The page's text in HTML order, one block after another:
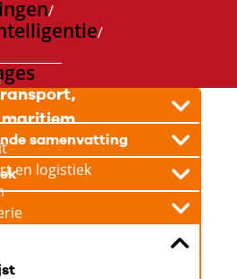
maritiem
en logistiek
samenvatting